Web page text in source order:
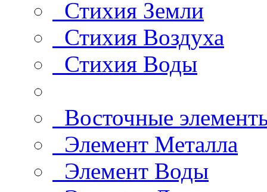
Стихия Земли
Стихия Воздуха
Стихия Воды
Восточные
Элемент Металла
Элемент Воды